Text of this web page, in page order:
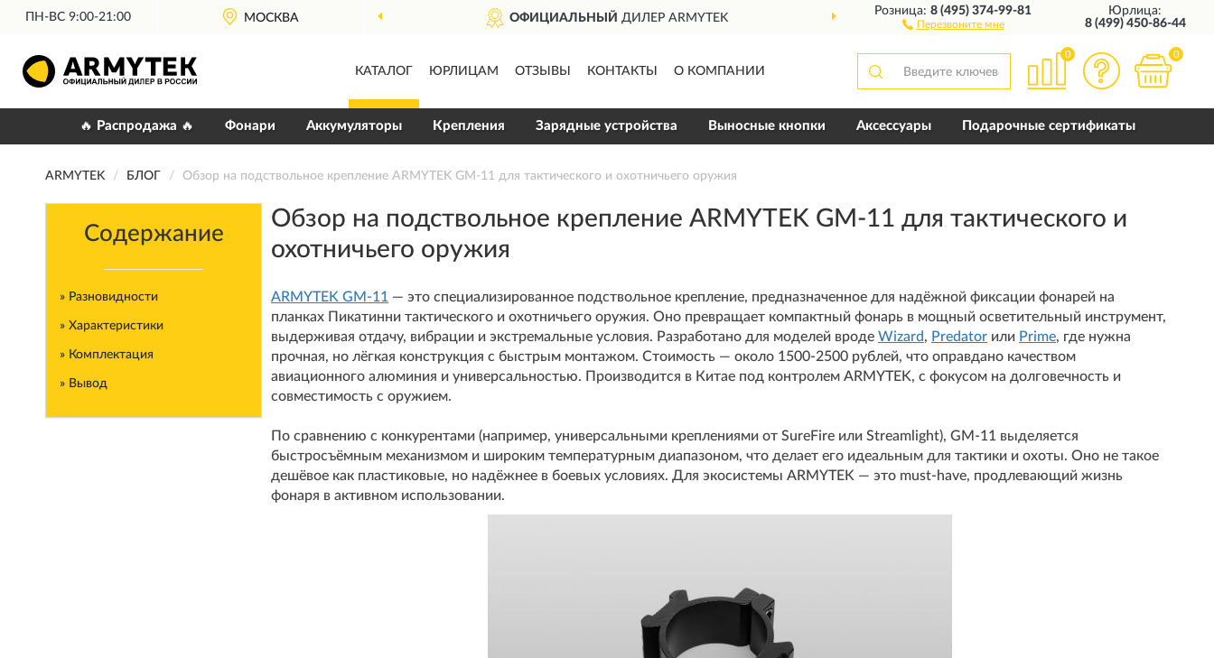
ПН-ВС 9:00-21:00 МОСКВА ОФИЦИАЛЬНЫЙ ДИЛЕР ARMYTEK ДОСТАВИМ ПО ВСЕЙ РОССИИ
Розница:8 (495) 374-99-81
Перезвоните мне
Юрлица:
8 (499) 450-86-44
КАТАЛОГ ЮРЛИЦАМ ОТЗЫВЫ КОНТАКТЫ О КОМПАНИИ
0 0
🔥 Распродажа 🔥 Фонари Аккумуляторы Крепления Зарядные устройства Выносные кнопки Аксессуары Подарочные сертификаты
ARMYTEK БЛОГ Обзор на подствольное крепление ARMYTEK GM-11 для тактического и охотничьего оружия
Содержание
» Разновидности
» Характеристики
» Комплектация
» Вывод
Обзор на подствольное крепление ARMYTEK GM-11 для тактического и
охотничьего оружия
ARMYTEK GM-11 — это специализированное подствольное крепление, предназначенное для надёжной фиксации фонарей на
планках Пикатинни тактического и охотничьего оружия. Оно превращает компактный фонарь в мощный осветительный инструмент,
выдерживая отдачу, вибрации и экстремальные условия. Разработано для моделей вроде Wizard, Predator или Prime, где нужна
прочная, но лёгкая конструкция с быстрым монтажом. Стоимость — около 1500-2500 рублей, что оправдано качеством
авиационного алюминия и универсальностью. Производится в Китае под контролем ARMYTEK, с фокусом на долговечность и
совместимость с оружием.
По сравнению с конкурентами (например, универсальными креплениями от SureFire или Streamlight), GM-11 выделяется
быстросъёмным механизмом и широким температурным диапазоном, что делает его идеальным для тактики и охоты. Оно не такое
дешёвое как пластиковые, но надёжнее в боевых условиях. Для экосистемы ARMYTEK — это must-have, продлевающий жизнь
фонаря в активном использовании.